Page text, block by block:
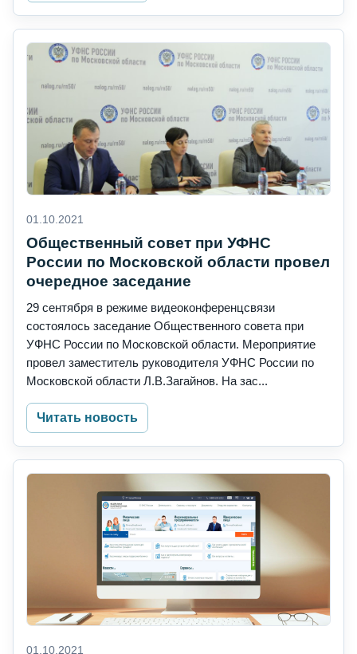
01.10.2021
Общественный совет при УФНС
России по Московской области провел
очередное заседание
29 сентября в режиме видеоконференцсвязи
состоялось заседание Общественного совета при
УФНС России по Московской области. Мероприятие
провел заместитель руководителя УФНС России по
Московской области Л.В.Загайнов. На зас...
Читать новость
01.10.2021